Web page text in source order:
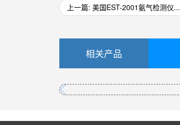
上一篇: 美国EST-2001氨气检测仪...
相关产品